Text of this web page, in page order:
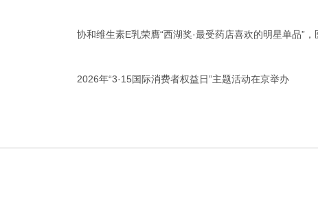
协和维生素E乳荣膺“西湖奖·最受药店喜欢的明星单品”
2026年“3·15国际消费者权益日”主题活动在京举办